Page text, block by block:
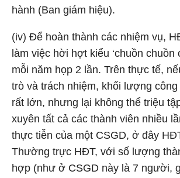
hành (Ban giám hiệu).
(iv) Để hoàn thành các nhiệm vụ,
làm việc hời hợt kiểu ‘chuồn chuồn
mỗi năm họp 2 lần. Trên thực tế,
trò và trách nhiệm, khối lượng
rất lớn, nhưng lại không thể triệu
xuyên tất cả các thành viên nhiều
thực tiễn của một CSGD, ở đây
Thường trực HĐT, với số lượng
hợp (như ở CSGD này là 7 người,